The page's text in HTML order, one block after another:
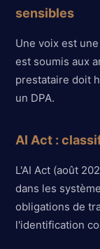
sensibles
Une voix est
est soumis aux
prestataire doit
un DPA.
AI Act :
L'AI Act (août
dans les
obligations de
l'identification